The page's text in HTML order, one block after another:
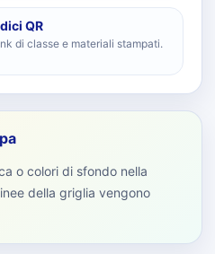
QR
di classe e materiali stampati.
o colori di sfondo nella
della griglia vengono